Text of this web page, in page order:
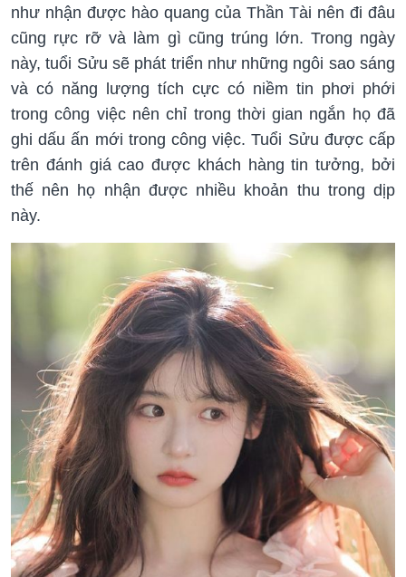
như nhận được hào quang của Thần Tài nên đi đâu
cũng rực rỡ và làm gì cũng trúng lớn. Trong ngày
này, tuổi Sửu sẽ phát triển như những ngôi sao sáng
và có năng lượng tích cực có niềm tin phơi phới
trong công việc nên chỉ trong thời gian ngắn họ đã
ghi dấu ấn mới trong công việc. Tuổi Sửu được cấp
trên đánh giá cao được khách hàng tin tưởng, bởi
thế nên họ nhận được nhiều khoản thu trong dịp
này.